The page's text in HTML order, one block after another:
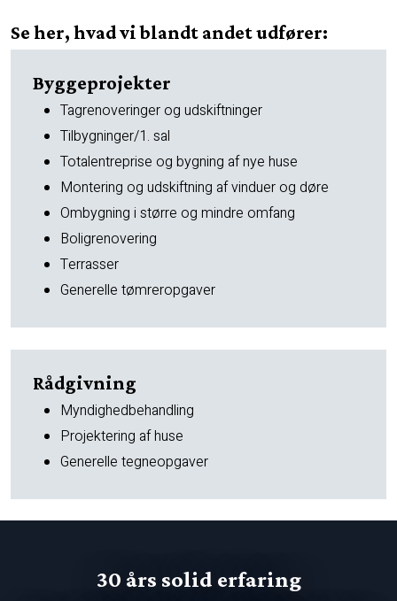
Se her, hvad vi blandt andet udfører:​
Byggeprojekter
Tagrenoveringer og udskiftninger
Tilbygninger/1. sal
Totalentreprise og bygning af nye huse
Montering og udskiftning af vinduer og døre
Ombygning i større og mindre omfang
Boligrenovering
Terrasser
Generelle tømreropgaver​
Rådgivning
Myndighedbehandling
Projektering af huse
Generelle tegneopgaver
30 års solid erfaring